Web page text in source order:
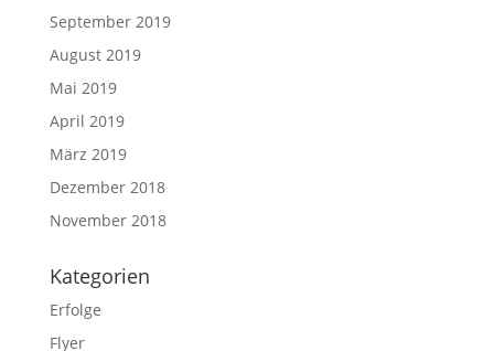
September 2019
August 2019
Mai 2019
April 2019
März 2019
Dezember 2018
November 2018
Kategorien
Erfolge
Flyer